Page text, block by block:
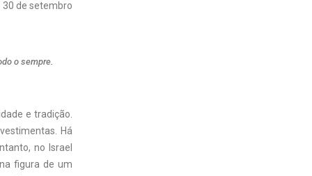
30 de setembro
o sempre.
e tradição.
Há
no Israel
figura de um